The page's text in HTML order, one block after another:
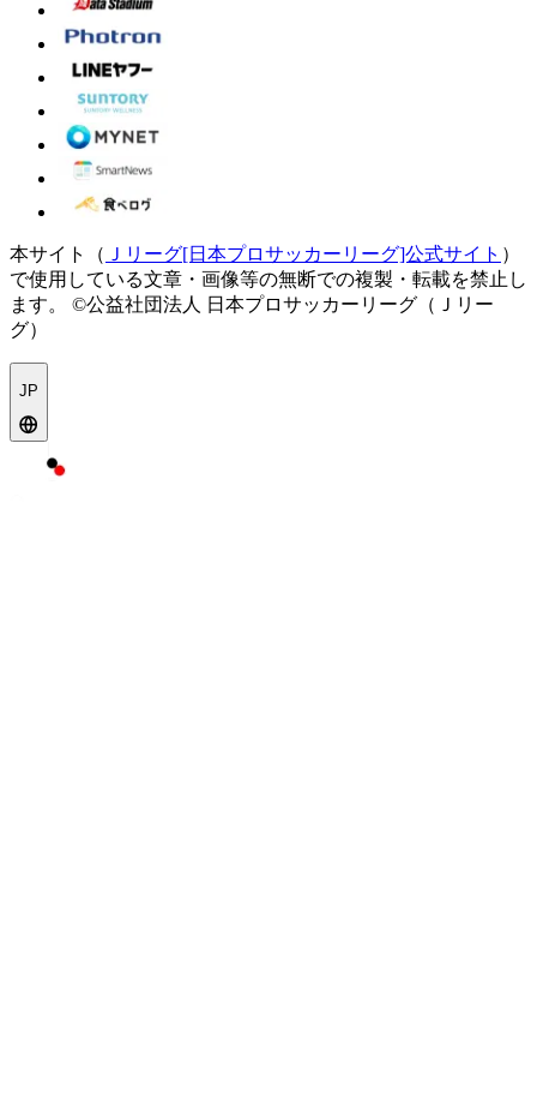
本サイト（ Ｊリーグ[日本プロサッカーリーグ]公式サイト ）
で使用している文章・画像等の無断での複製・転載を禁止し
ます。
©公益社団法人 日本プロサッカーリーグ（Ｊリー
グ）
JP